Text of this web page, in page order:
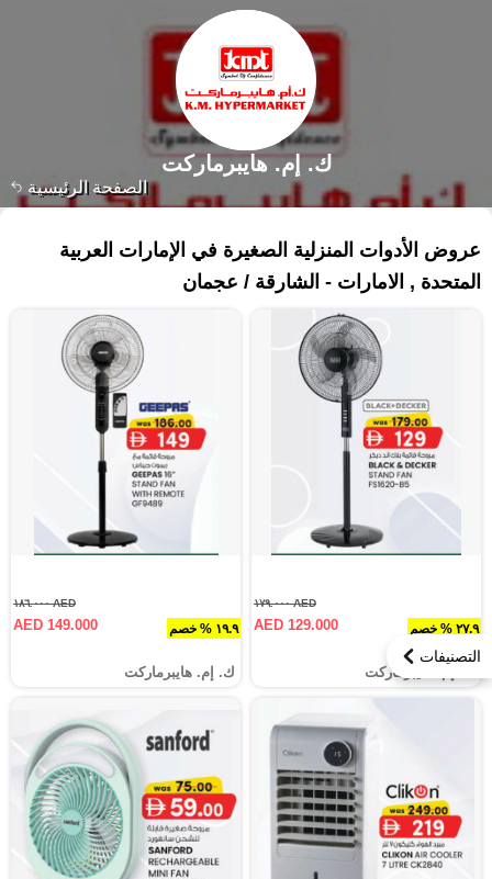
الصفحة الرئيسية
ك. إم. هايبرماركت
التصنيفات
عروض الأدوات المنزلية الصغيرة في الإمارات العربية
المتحدة , الامارات - الشارقة / عجمان
٢٧.٩ % خصم
AED ١٧٩.٠٠٠
AED 129.000
ك. إم. هايبرماركت
١٩.٩ % خصم
AED ١٨٦.٠٠٠
AED 149.000
ك. إم. هايبرماركت